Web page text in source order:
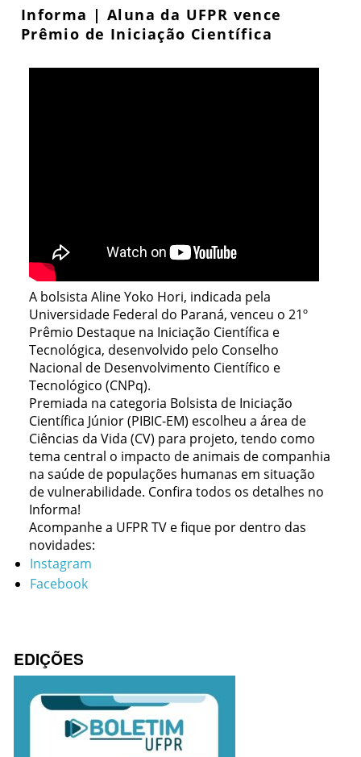
Informa | Aluna da UFPR vence
Prêmio de Iniciação Científica
A bolsista Aline Yoko Hori, indicada pela
Universidade Federal do Paraná, venceu o 21º
Prêmio Destaque na Iniciação Científica e
Tecnológica, desenvolvido pelo Conselho
Nacional de Desenvolvimento Científico e
Tecnológico (CNPq).
Premiada na categoria Bolsista de Iniciação
Científica Júnior (PIBIC-EM) escolheu a área de
Ciências da Vida (CV) para projeto, tendo como
tema central o impacto de animais de companhia
na saúde de populações humanas em situação
de vulnerabilidade. Confira todos os detalhes no
Informa!
Acompanhe a UFPR TV e fique por dentro das
novidades:
Instagram
Facebook
EDIÇÕES